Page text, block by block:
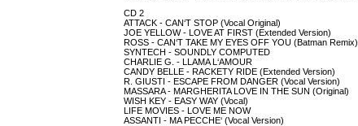
CD 2
ATTACK - CAN‘T STOP (Vocal Original)
JOE YELLOW - LOVE AT FIRST (Extended Version)
ROSS - CAN‘T TAKE MY EYES OFF YOU (Batman Remix)
SYNTECH - SOUNDLY COMPUTED
CHARLIE G. - LLAMA L‘AMOUR
CANDY BELLE - RACKETY RIDE (Extended Version)
R. GIUSTI - ESCAPE FROM DANGER (Vocal Version)
MASSARA - MARGHERITA LOVE IN THE SUN (Original)
WISH KEY - EASY WAY (Vocal)
LIFE MOVIES - LOVE ME NOW
ASSANTI - MA PECCHE‘ (Vocal Version)